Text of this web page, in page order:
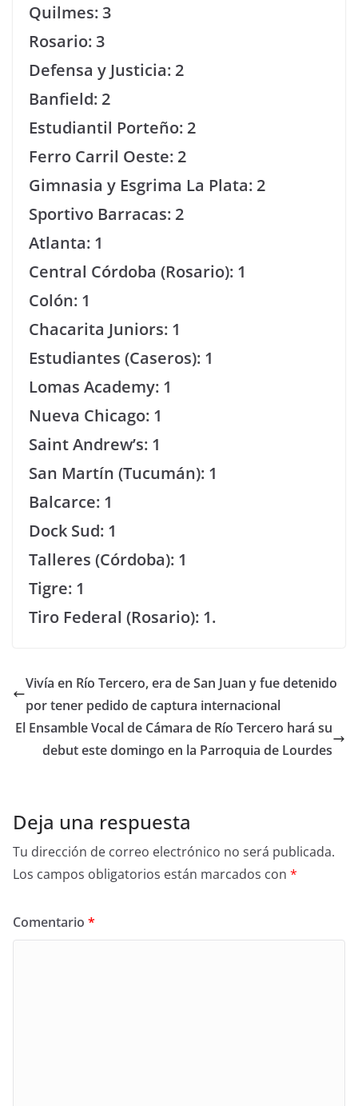
Quilmes: 3
Rosario: 3
Defensa y Justicia: 2
Banfield: 2
Estudiantil Porteño: 2
Ferro Carril Oeste: 2
Gimnasia y Esgrima La Plata: 2
Sportivo Barracas: 2
Atlanta: 1
Central Córdoba (Rosario): 1
Colón: 1
Chacarita Juniors: 1
Estudiantes (Caseros): 1
Lomas Academy: 1
Nueva Chicago: 1
Saint Andrew’s: 1
San Martín (Tucumán): 1
Balcarce: 1
Dock Sud: 1
Talleres (Córdoba): 1
Tigre: 1
Tiro Federal (Rosario): 1.
Vivía en Río Tercero, era de San Juan y fue detenido
por tener pedido de captura internacional
El Ensamble Vocal de Cámara de Río Tercero hará su
debut este domingo en la Parroquia de Lourdes
Deja una respuesta
Tu dirección de correo electrónico no será publicada.
Los campos obligatorios están marcados con *
Comentario *